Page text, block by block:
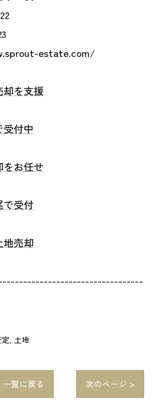
estate.com/
却を支援
付中
お任せ
受付
売却
土地
一覧に戻る 次のページ >